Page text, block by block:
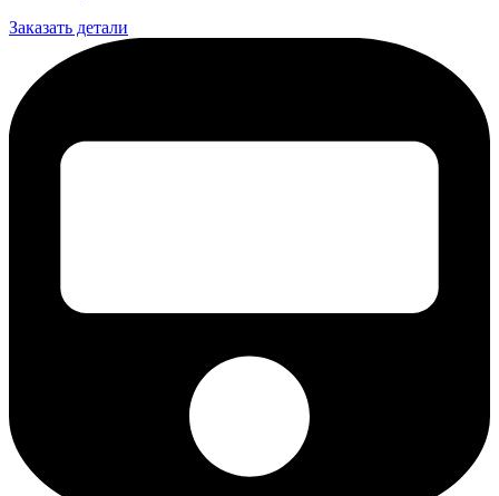
Заказать детали